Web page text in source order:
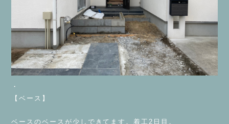
・
【ベース】
ベースのベースが少しできてます。着工2日目。